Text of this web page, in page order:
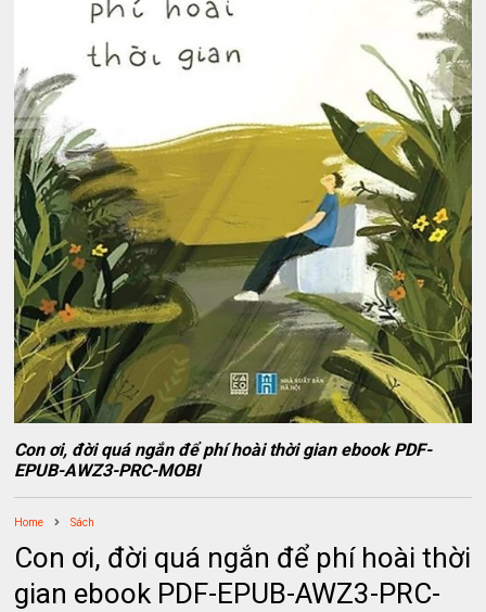
Con ơi, đời quá ngắn để phí hoài thời gian ebook PDF-
EPUB-AWZ3-PRC-MOBI
Home Sách
Con ơi, đời quá ngắn để phí hoài thời
gian ebook PDF-EPUB-AWZ3-PRC-